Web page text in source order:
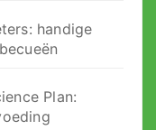
handige
Plan: